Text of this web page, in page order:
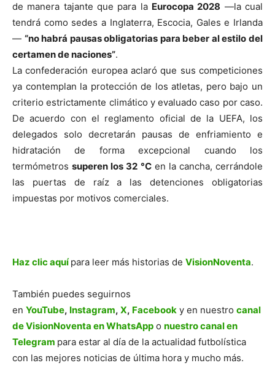
de manera tajante que para la Eurocopa 2028 —la cual
tendrá como sedes a Inglaterra, Escocia, Gales e Irlanda
— “no habrá pausas obligatorias para beber al estilo del
certamen de naciones”.
La confederación europea aclaró que sus competiciones
ya contemplan la protección de los atletas, pero bajo un
criterio estrictamente climático y evaluado caso por caso.
De acuerdo con el reglamento oficial de la UEFA, los
delegados solo decretarán pausas de enfriamiento e
hidratación de forma excepcional cuando los
termómetrossuperen los 32 °Cen la cancha, cerrándole
las puertas de raíz a las detenciones obligatorias
impuestas por motivos comerciales.
Haz clic aquí para leer más historias de VisionNoventa.
También puedes seguirnos
en YouTube, Instagram, X, Facebook y en nuestro canal
de VisionNoventa en WhatsApp o nuestro canal en
Telegram para estar al día de la actualidad futbolística
con las mejores noticias de última hora y mucho más.